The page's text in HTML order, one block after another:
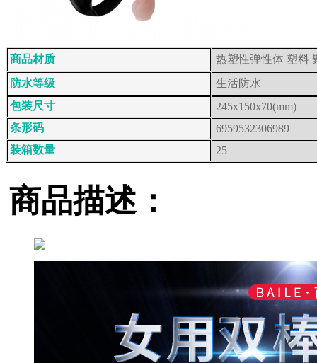
商品材质
热塑性弹性体 塑料
防水等级
生活防水
包装尺寸
245x150x70(mm)
条形码
6959532306989
装箱数量
25
商品描述：